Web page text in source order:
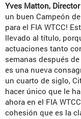
Yves Matton,
un buen Campeón
para el FIA WTCC!
llevado al título,
actuaciones tanto
semanas después
es una nueva
un cuarto de siglo,
hacer único que le
ahora en el FIA
cohesión que es la